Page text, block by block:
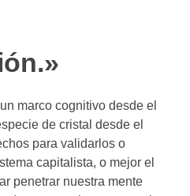
marco cognitivo desde el
de cristal desde el
para validarlos o
capitalista, o mejor el
penetrar nuestra mente